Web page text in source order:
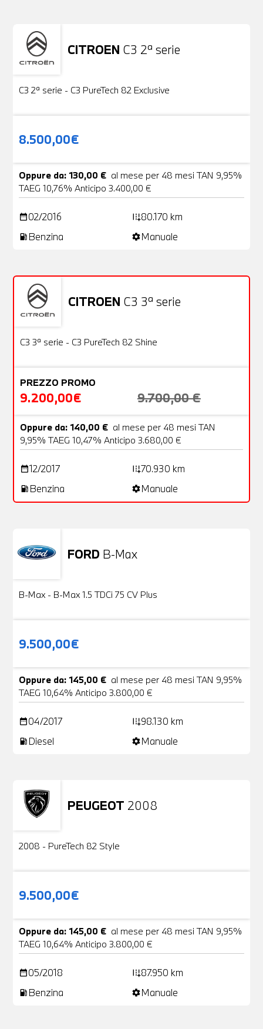
CITROEN C3 2ª serie
Usato
C3 2ª serie - C3 PureTech 82 Exclusive
8.500,00€
Oppure da: 130,00 € al mese per 48 mesi TAN 9,95%
TAEG 10,76% Anticipo 3.400,00 €
date_range02/2016 add_road80.170 km
local_gas_station Benzina settingsManuale
CITROEN C3 3ª serie
OFFERTA
Usato
C3 3ª serie - C3 PureTech 82 Shine
PREZZO PROMO
9.200,00€ 9.700,00 €
Oppure da: 140,00 € al mese per 48 mesi TAN
9,95% TAEG 10,47% Anticipo 3.680,00 €
date_range12/2017 add_road70.930 km
local_gas_station Benzina settingsManuale
FORD B-Max
B-Max - B-Max 1.5 TDCi 75 CV Plus
9.500,00€
Oppure da: 145,00 € al mese per 48 mesi TAN 9,95%
TAEG 10,64% Anticipo 3.800,00 €
date_range04/2017 add_road98.130 km
local_gas_station Diesel settingsManuale
PEUGEOT 2008
Usato
2008 - PureTech 82 Style
9.500,00€
Oppure da: 145,00 € al mese per 48 mesi TAN 9,95%
TAEG 10,64% Anticipo 3.800,00 €
date_range05/2018 add_road87.950 km
local_gas_station Benzina settingsManuale